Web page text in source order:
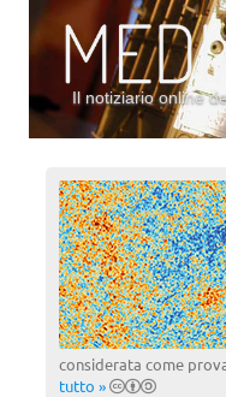
Il notiziario online
considerata come
tutto »